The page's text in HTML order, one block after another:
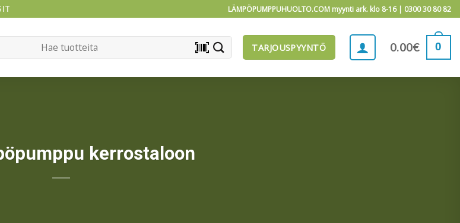
LÄMPÖPUMPPUHUOLTO.COM myynti ark. klo 8-16 | 0300 30 80 82
barcode_scanner TARJOUSPYYNTÖ 0.00€ 0
kerrostaloon